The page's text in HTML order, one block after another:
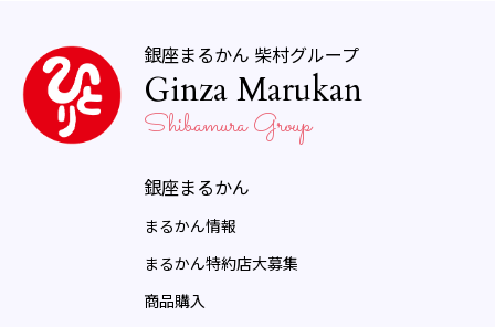
銀座まるかん 柴村グループ
Ginza Marukan
Shibamura Group
銀座まるかん
まるかん情報
まるかん特約店大募集
商品購入